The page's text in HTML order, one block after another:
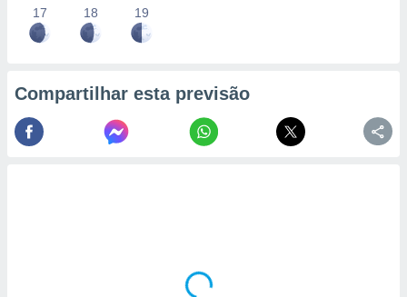
17 18 19
Compartilhar esta previsão